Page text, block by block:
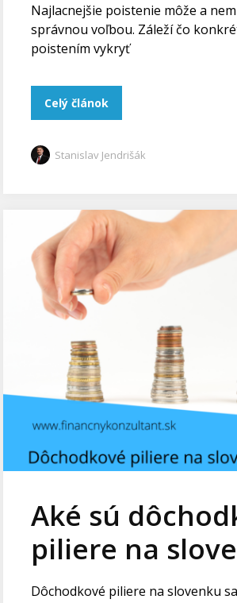
Najlacnejšie poistenie môže a
správnou voľbou. Záleží čo
poistením vykryť
Celý článok
Stanislav Jendrišák
Aké sú
piliere na
Dôchodkové piliere na slovenku